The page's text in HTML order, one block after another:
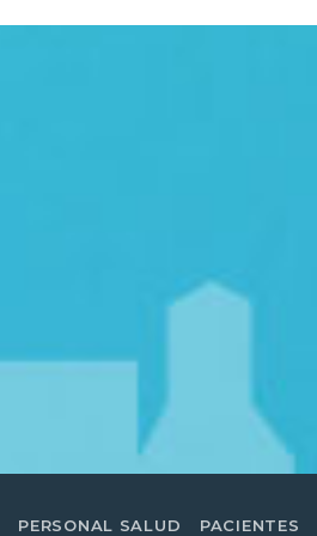
PERSONAL SALUD PACIENTES